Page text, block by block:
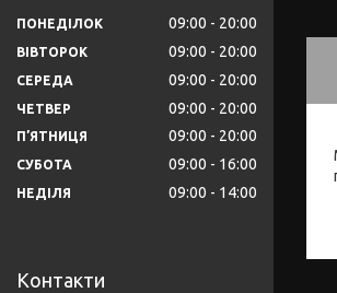
ПОНЕДІЛОК 09:00 20:00
ВІВТОРОК 09:00 20:00
СЕРЕДА 09:00 20:00
ЧЕТВЕР 09:00 20:00
ПʼЯТНИЦЯ 09:00 20:00
СУБОТА 09:00 16:00
НЕДІЛЯ 09:00 14:00
Контакти